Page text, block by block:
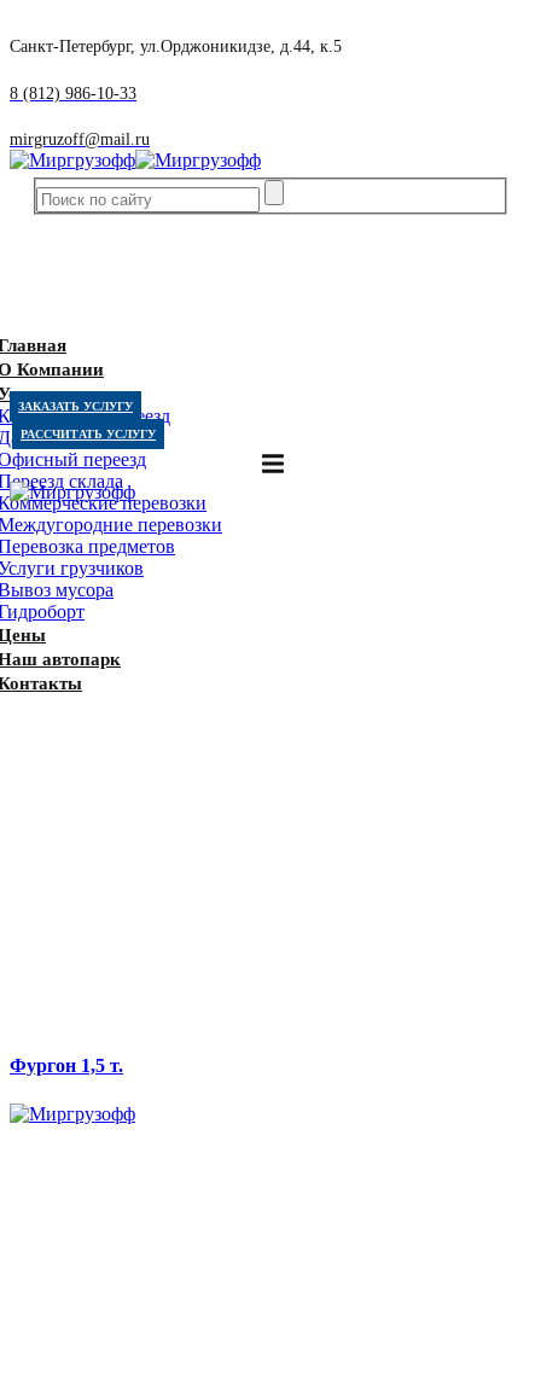
Санкт-Петербург, ул.Орджоникидзе, д.44, к.5
8 (812) 986-10-33
mirgruzoff@mail.ru
Компании
переезд
переезд
переезд
склада
перевозки
перевозки
предметов
грузчиков
мусора
автопарк
ЗАКАЗАТЬ УСЛУГУ
РАССЧИТАТЬ УСЛУГУ
Фургон 1,5 т.